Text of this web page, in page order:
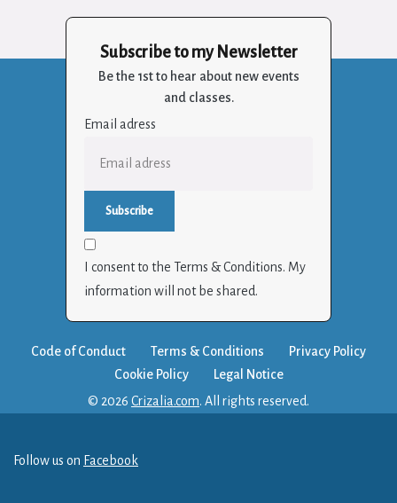
Subscribe to my Newsletter
Be the 1st to hear about new events
and classes.
Email adress
I consent to the Terms & Conditions. My
information will not be shared.
Code of Conduct Terms & Conditions
Privacy Policy
Cookie Policy
Legal Notice
© 2026 Crizalia.com. All rights reserved.
Follow us on Facebook